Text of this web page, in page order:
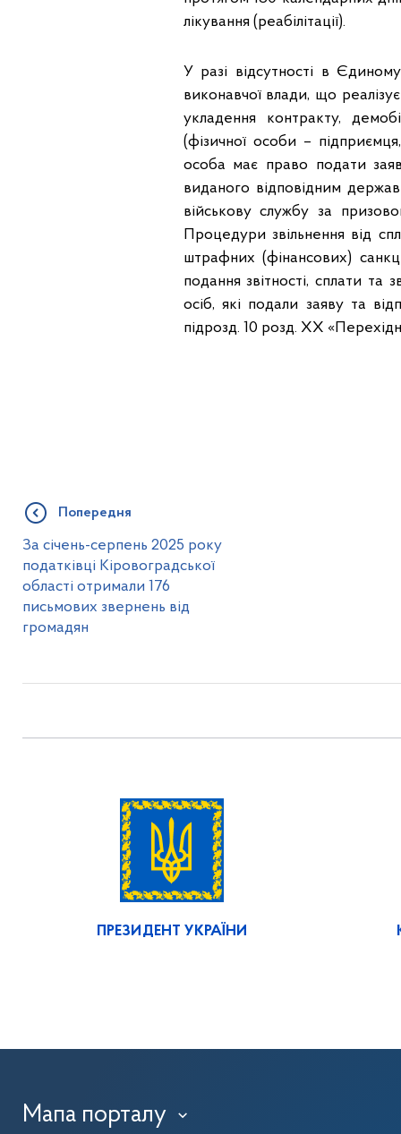
лікування (реабілітації).
У разі відсутності в
виконавчої влади, що
укладення контракту,
(фізичної особи –
особа має право подати
виданого відповідним
військову службу за
Процедури звільнення від
штрафних (фінансових)
подання звітності, сплати та
осіб, які подали заяву та
підрозд. 10 розд. ХХ
Попередня
За січень-серпень 2025 року
податківці Кіровоградської
області отримали 176
письмових звернень від
громадян
ПРЕЗИДЕНТ УКРАЇНИ
Мапа порталу ›